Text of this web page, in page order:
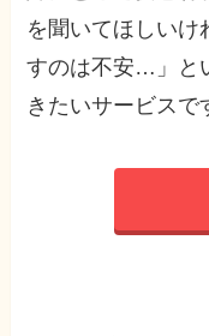
を聞いてほしいけ
すのは不安…」と
きたいサービスで